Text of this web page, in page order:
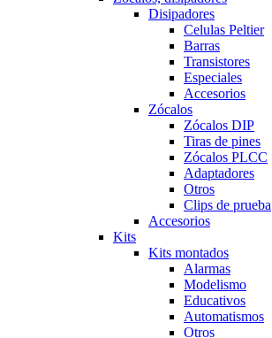
Disipadores
Celulas Peltier
Barras
Transistores
Especiales
Accesorios
Zócalos
Zócalos DIP
Tiras de pines
Zócalos PLCC
Adaptadores
Otros
Clips de prueba
Accesorios
Kits
Kits montados
Alarmas
Modelismo
Educativos
Automatismos
Otros